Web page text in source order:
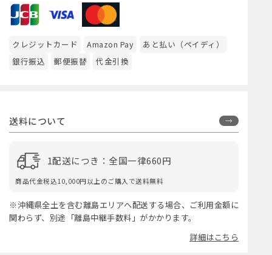
クレジットカード Amazon Pay
あと払い（ペイディ）
銀行振込
郵便振替 代金引換
送料について
1配送につき：全国一律660円
商品代金税込10,000円以上のご購入で送料無料
※沖縄県全土を含む離島エリアへ配送する場合、ご利用金額に
関わらず、別途「離島中継手数料」がかかります。
詳細はこちら